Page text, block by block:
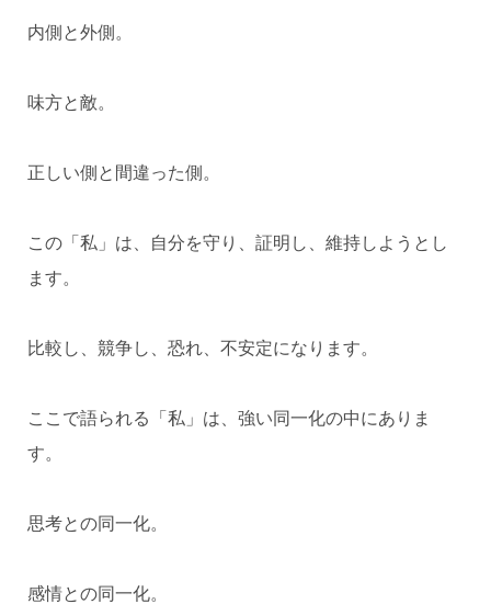
内側と外側。
味方と敵。
正しい側と間違った側。
この「私」は、自分を守り、証明し、維持しようとし
ます。
比較し、競争し、恐れ、不安定になります。
ここで語られる「私」は、強い同一化の中にありま
す。
思考との同一化。
感情との同一化。